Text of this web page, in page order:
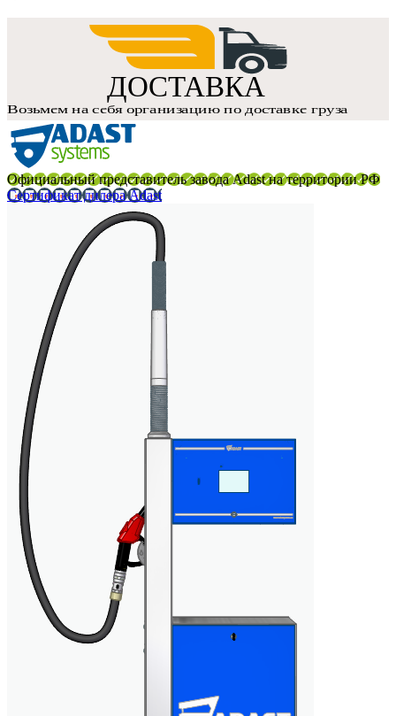
Официальный представитель завода Adast на территории РФ
Сертификат дилера Adast